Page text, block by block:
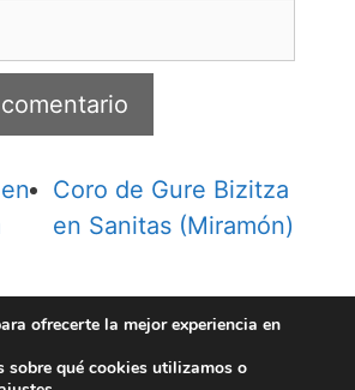
Coro de Gure Bizitza
en Sanitas (Miramón)
ofrecerte la mejor experiencia en
sobre qué cookies utilizamos o